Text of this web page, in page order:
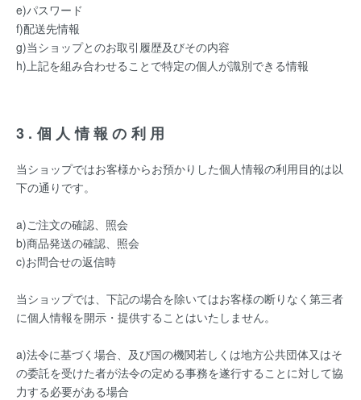
e)パスワード
f)配送先情報
g)当ショップとのお取引履歴及びその内容
h)上記を組み合わせることで特定の個人が識別できる情報
3.個人情報の利用
当ショップではお客様からお預かりした個人情報の利用目的は以
下の通りです。
a)ご注文の確認、照会
b)商品発送の確認、照会
c)お問合せの返信時
当ショップでは、下記の場合を除いてはお客様の断りなく第三者
に個人情報を開示・提供することはいたしません。
a)法令に基づく場合、及び国の機関若しくは地方公共団体又はそ
の委託を受けた者が法令の定める事務を遂行することに対して協
力する必要がある場合